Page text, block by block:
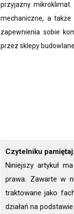
przyjazny
mechaniczne, a
zapewnienia sobie
przez sklepy
Czytelniku pamiętaj:
Niniejszy artykuł
prawa. Zawarte w
traktowane jako
działań na